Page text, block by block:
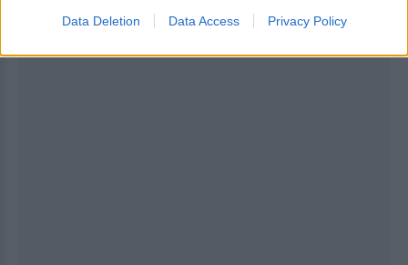
Data Deletion Data Access Privacy Policy